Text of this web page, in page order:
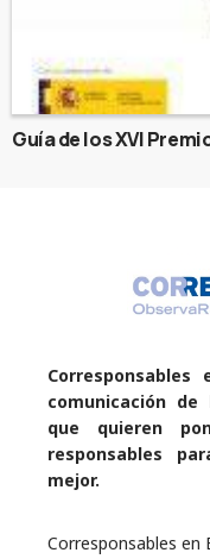
Guía de los XVI
comunicación de
que quieren
responsables
mejor.
Corresponsables en